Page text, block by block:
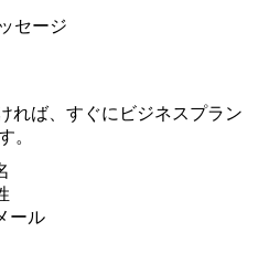
セージ
れば、すぐにビジネスプラン
。
ール